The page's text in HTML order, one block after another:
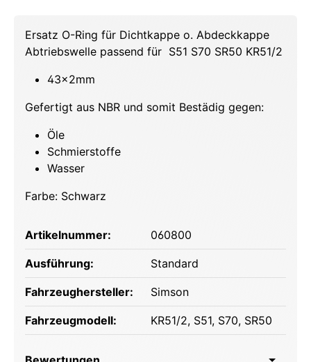
Ersatz O-Ring für Dichtkappe o. Abdeckkappe
Abtriebswelle passend für S51 S70 SR50 KR51/2
43x2mm
Gefertigt aus NBR und somit Bestädig gegen:
Öle
Schmierstoffe
Wasser
Farbe: Schwarz
Artikelnummer: 060800
Ausführung: Standard
Fahrzeughersteller: Simson
Fahrzeugmodell: KR51/2, S51, S70, SR50